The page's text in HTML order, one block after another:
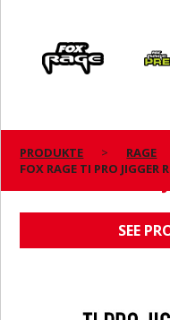
PRODUKTE RAGE
FOX RAGE TI PRO JIGGER
SEE